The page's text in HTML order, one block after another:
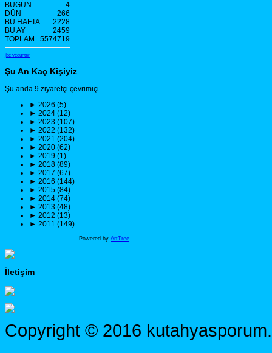
BUGÜN
4
DÜN
266
BU HAFTA
2228
BU AY
2459
TOPLAM
5574719
jbc vcounter
Şu An Kaç Kişiyiz
Şu anda 9 ziyaretçi çevrimiçi
► 2026 (5)
► 2024 (12)
► 2023 (107)
► 2022 (132)
► 2021 (204)
► 2020 (62)
► 2019 (1)
► 2018 (89)
► 2017 (67)
► 2016 (144)
► 2015 (84)
► 2014 (74)
► 2013 (48)
► 2012 (13)
► 2011 (149)
Powered by ArtTree
İletişim
Copyright © 2016